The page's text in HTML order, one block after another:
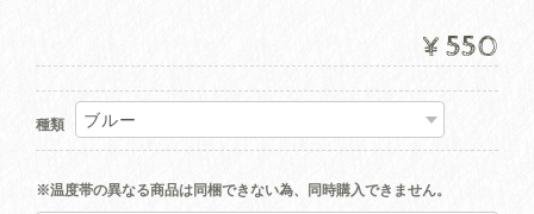
¥550
種類
※温度帯の異なる商品は同梱できない為、同時購入できません。